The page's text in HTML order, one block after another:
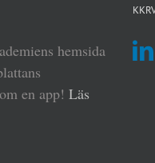
hemsida
en app! Läs